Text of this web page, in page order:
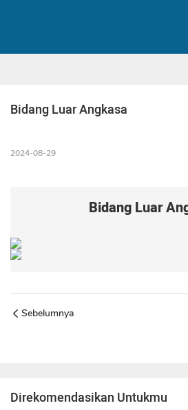
Bidang Luar Angkasa
2024-08-29
Bidang Luar
Sebelumnya
Direkomendasikan Untukmu